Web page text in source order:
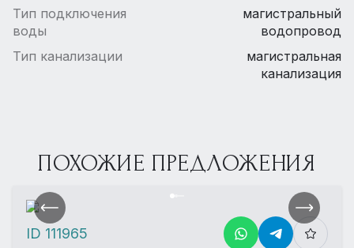
Тип подключения
воды
магистральный
водопровод
Тип канализации
магистральная
канализация
ПОХОЖИЕ ПРЕДЛОЖЕНИЯ
ID 111965